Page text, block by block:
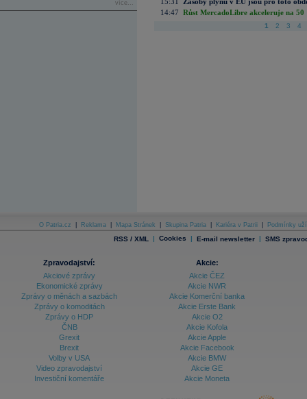
více...
14:47 Růst MercadoLibre akceleruje na
1 2 3 4
O Patria.cz Reklama Mapa Stránek Skupina Patria Kariéra v Patrii Podmínky
RSS / XML | Cookies | E-mail newsletter | SMS
Zpravodajství:
Akciové zprávy
Ekonomické zprávy
Zprávy o měnách a sazbách
Zprávy o komoditách
Zprávy o HDP
ČNB
Grexit
Brexit
Volby v USA
Video zpravodajství
Investiční komentáře
Akcie:
Akcie ČEZ
Akcie NWR
Akcie Komerční banka
Akcie Erste Bank
Akcie O2
Akcie Kofola
Akcie Apple
Akcie Facebook
Akcie BMW
Akcie GE
Akcie Moneta